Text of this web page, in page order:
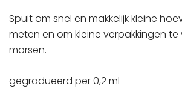
Spuit om snel en makkelijk kleine
meten en om kleine verpakkingen te
morsen.
gegradueerd per 0,2 ml